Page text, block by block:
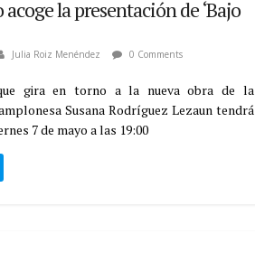
la presentación de ‘Bajo
Julia Roiz Menéndez 0 Comments
gira en torno a la nueva obra de la
Susana Rodríguez Lezaun tendrá
7 de mayo a las 19:00